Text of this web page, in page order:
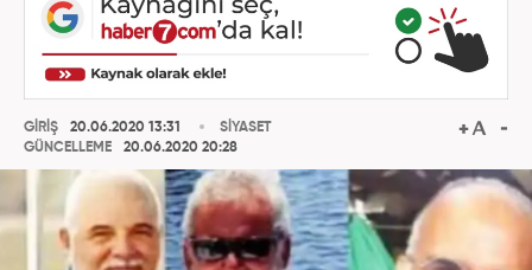
GİRİŞ
20.06.2020 13:31
GÜNCELLEME
20.06.2020 20:28
SİYASET